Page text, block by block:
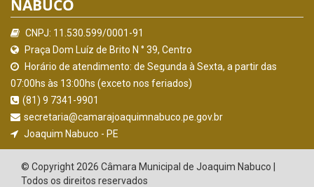
NABUCO
CNPJ: 11.530.599/0001-91
Praça Dom Luíz de Brito N ° 39, Centro
Horário de atendimento: de Segunda à Sexta, a partir das
07:00hs às 13:00hs (exceto nos feriados)
(81) 9 7341-9901
secretaria@camarajoaquimnabuco.pe.gov.br
Joaquim Nabuco - PE
© Copyright 2026 Câmara Municipal de Joaquim Nabuco |
Todos os direitos reservados